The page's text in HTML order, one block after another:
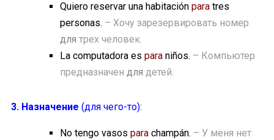
Quiero reservar una habitación para tres
personas. – Хочу зарезервировать номер
для трех человек.
La computadora es para niños. – Компьютер
предназначен для детей.
3. Назначение (для чего-то):
No tengo vasos para champán. – У меня нет